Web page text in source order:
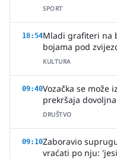
SPORT
18:54Mladi grafiteri na
bojama pod
KULTURA
09:40Vozačka se može
prekršaja
DRUŠTVO
09:10Zaboravio
vraćati po nju: